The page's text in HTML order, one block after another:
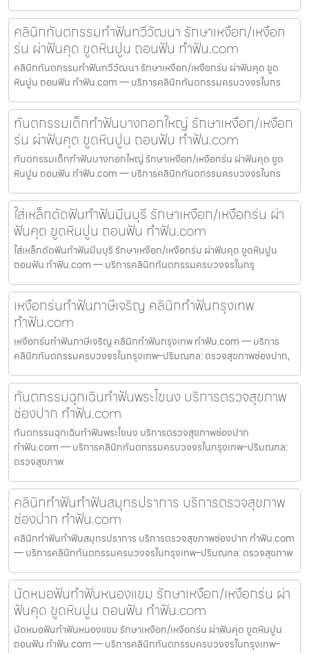
คลินิกทันตกรรมทำฟันทวีวัฒนา รักษาเหงือก/เหงือก
ร่น ผ่าฟันคุด ขูดหินปูน ถอนฟัน ทำฟัน.com
คลินิกทันตกรรมทำฟันทวีวัฒนา รักษาเหงือก/เหงือกร่น ผ่าฟันคุด ขูด
หินปูน ถอนฟัน ทำฟัน.com — บริการคลินิกทันตกรรมครบวงจรในกร
ทันตกรรมเด็กทำฟันบางกอกใหญ่ รักษาเหงือก/เหงือก
ร่น ผ่าฟันคุด ขูดหินปูน ถอนฟัน ทำฟัน.com
ทันตกรรมเด็กทำฟันบางกอกใหญ่ รักษาเหงือก/เหงือกร่น ผ่าฟันคุด ขูด
หินปูน ถอนฟัน ทำฟัน.com — บริการคลินิกทันตกรรมครบวงจรในกร
ใส่เหล็กดัดฟันทำฟันมีนบุรี รักษาเหงือก/เหงือกร่น ผ่า
ฟันคุด ขูดหินปูน ถอนฟัน ทำฟัน.com
ใส่เหล็กดัดฟันทำฟันมีนบุรี รักษาเหงือก/เหงือกร่น ผ่าฟันคุด ขูดหินปูน
ถอนฟัน ทำฟัน.com — บริการคลินิกทันตกรรมครบวงจรในกรุ
เหงือกร่นทำฟันภาษีเจริญ คลินิกทำฟันกรุงเทพ
ทำฟัน.com
เหงือกร่นทำฟันภาษีเจริญ คลินิกทำฟันกรุงเทพ ทำฟัน.com — บริการ
คลินิกทันตกรรมครบวงจรในกรุงเทพ–ปริมณฑล: ตรวจสุขภาพช่องปาก,
ทันตกรรมฉุกเฉินทำฟันพระโขนง บริการตรวจสุขภาพ
ช่องปาก ทำฟัน.com
ทันตกรรมฉุกเฉินทำฟันพระโขนง บริการตรวจสุขภาพช่องปาก
ทำฟัน.com — บริการคลินิกทันตกรรมครบวงจรในกรุงเทพ–ปริมณฑล:
ตรวจสุขภาพ
คลินิกทำฟันทำฟันสมุทรปราการ บริการตรวจสุขภาพ
ช่องปาก ทำฟัน.com
คลินิกทำฟันทำฟันสมุทรปราการ บริการตรวจสุขภาพช่องปาก ทำฟัน.com
— บริการคลินิกทันตกรรมครบวงจรในกรุงเทพ–ปริมณฑล: ตรวจสุขภาพ
นัดหมอฟันทำฟันหนองแขม รักษาเหงือก/เหงือกร่น ผ่า
ฟันคุด ขูดหินปูน ถอนฟัน ทำฟัน.com
นัดหมอฟันทำฟันหนองแขม รักษาเหงือก/เหงือกร่น ผ่าฟันคุด ขูดหินปูน
ถอนฟัน ทำฟัน.com — บริการคลินิกทันตกรรมครบวงจรในกรุงเทพ–